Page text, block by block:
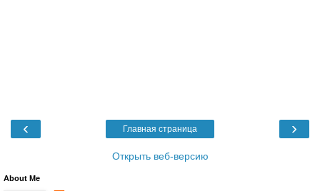
‹ ›
Главная страница
Открыть веб-версию
About Me